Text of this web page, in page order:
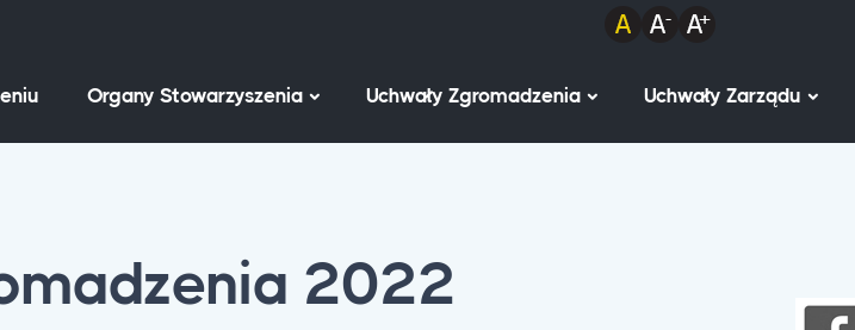
Organy Stowarzyszenia Uchwały Zgromadzenia Uchwały Zarządu
2022